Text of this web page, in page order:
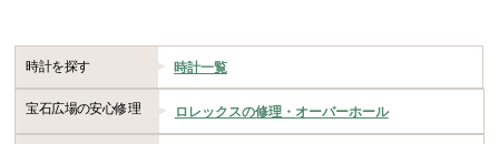
時計を探す 時計一覧
宝石広場の安心修理 ロレックスの修理・オーバーホール